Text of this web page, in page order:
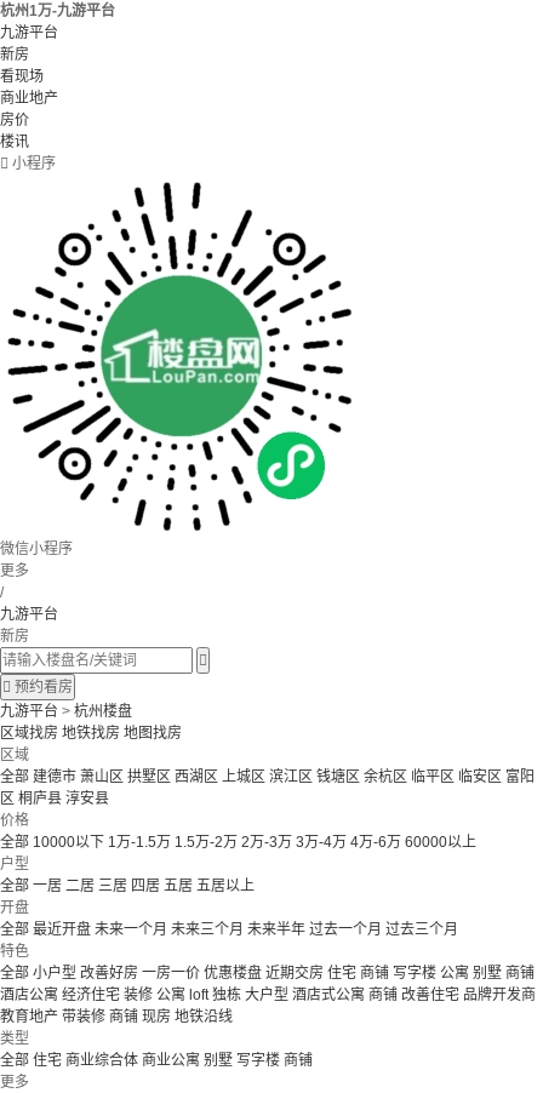
杭州1万-九游平台
九游平台
新房
看现场
商业地产
房价
楼讯
 小程序
微信小程序
更多
/
九游平台
新房

 预约看房
九游平台 > 杭州楼盘
区域找房 地铁找房 地图找房
区域
全部 建德市 萧山区 拱墅区 西湖区 上城区 滨江区 钱塘区 余杭区 临平区 临安区 富阳
区 桐庐县 淳安县
价格
全部 10000以下 1万-1.5万 1.5万-2万 2万-3万 3万-4万 4万-6万 60000以上
户型
全部 一居 二居 三居 四居 五居 五居以上
开盘
全部 最近开盘 未来一个月 未来三个月 未来半年 过去一个月 过去三个月
特色
全部 小户型 改善好房 一房一价 优惠楼盘 近期交房 住宅 商铺 写字楼 公寓 别墅 商铺
酒店公寓 经济住宅 装修 公寓 loft独栋 大户型 酒店式公寓 商铺 改善住宅 品牌开发商
教育地产 带装修 商铺 现房 地铁沿线
类型
全部 住宅 商业综合体 商业公寓 别墅 写字楼 商铺
更多